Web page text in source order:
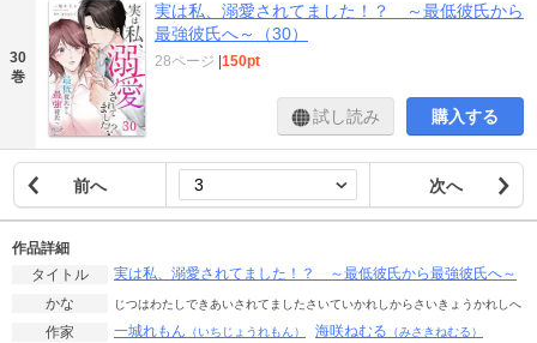
30
巻
実は私、溺愛されてました！？ ～最低彼氏から
最強彼氏へ～（30）
28ページ 150pt
試し読み 購入する
前へ 次へ
作品詳細
タイトル
実は私、溺愛されてました！？ ～最低彼氏から最強彼氏へ～
かな
じつはわたしできあいされてましたさいていかれしからさいきょうかれしへ
作家 一城れもん （いちじょうれもん） 海咲ねむる （みさきねむる）